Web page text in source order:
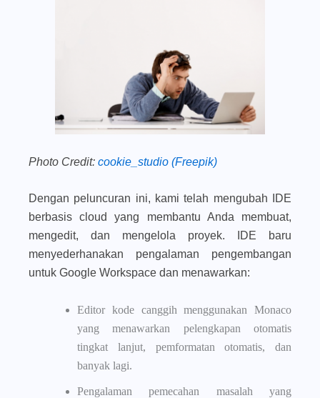
Photo Credit: cookie_studio (Freepik)
Dengan peluncuran ini, kami telah mengubah IDE
berbasis cloud yang membantu Anda membuat,
mengedit, dan mengelola proyek. IDE baru
menyederhanakan pengalaman pengembangan
untuk Google Workspace dan menawarkan:
Editor kode canggih menggunakan Monaco
yang menawarkan pelengkapan otomatis
tingkat lanjut, pemformatan otomatis, dan
banyak lagi.
Pengalaman pemecahan masalah yang